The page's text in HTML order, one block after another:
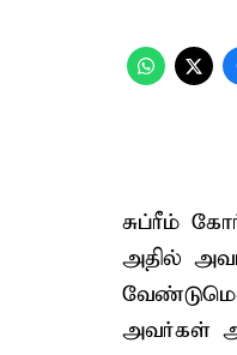
சுப்ரீம்
அதில்
அவர்கள்